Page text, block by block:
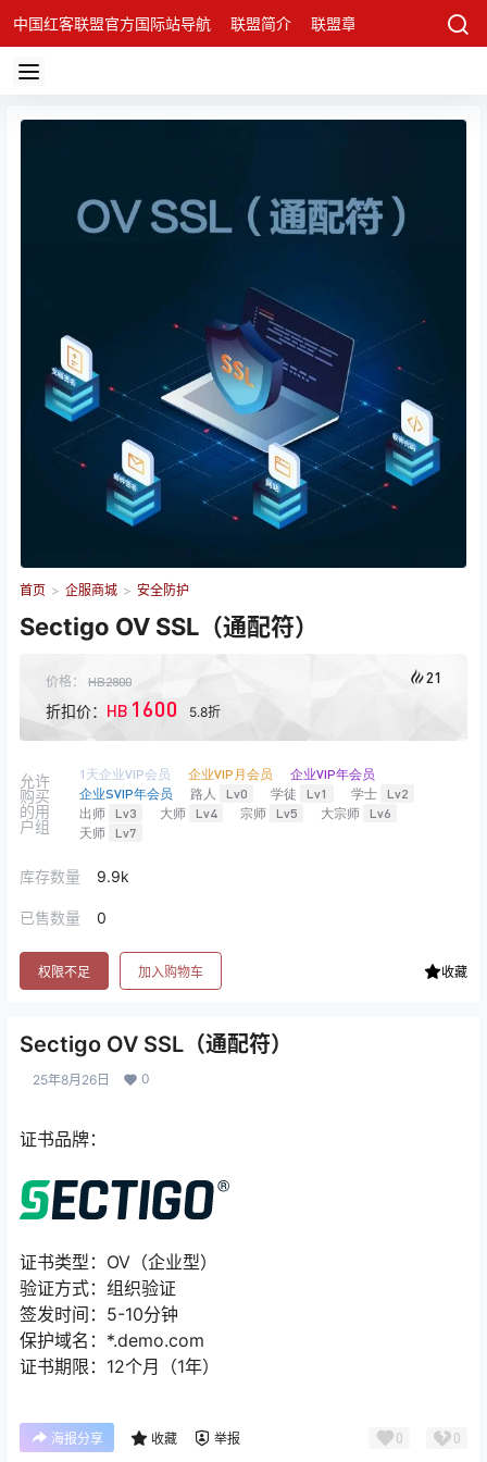
中国红客联盟官方国际站导航 联盟简介 联盟章程 联盟架构
首页 > 企服商城 > 安全防护
Sectigo OV SSL（通配符）
价格： HB2800
折扣价： HB 1600 5.8折
21
允许
购买
的用
户组
1天企业VIP会员 企业VIP月会员
企业VIP年会员
企业SVIP年会员
路人 Lv0 学徒 Lv1 学士
Lv2
出师
Lv3 大师 Lv4 宗师 Lv5 大宗师
Lv6
天师
Lv7
库存数量 9.9k
已售数量 0
权限不足 加入购物车 收藏
Sectigo OV SSL（通配符）
25年8月26日 0
证书品牌：
证书类型：OV（企业型）
验证方式：组织验证
签发时间：5-10分钟
保护域名：*.demo.com
证书期限：12个月（1年）
海报分享 收藏 举报 0 0